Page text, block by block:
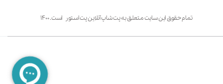
تمام حقوق این سایت متعلق به پت شاپ آنلاین پت استور است. ۱۴۰۰